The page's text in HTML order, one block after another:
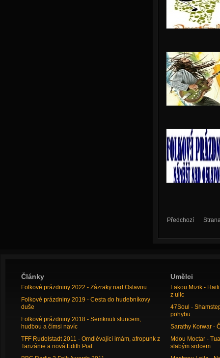
Předchozí
Články
Folkové prázdniny 2022 - Zázraky nad Oslavou
Folkové prázdniny 2019 - Cesta do hudebníkovy
duše
Folkové prázdniny 2018 - Semknuti sluncem,
hudbou a čímsi navíc
TFF Rudolstadt 2011 - Omdlévající imám, afropunk z
Tanzánie a nová Edith Piaf
Umělci
Lakou Mizik -
z ulic
47Soul -
pohybu.
Sarathy Korwar -
Mdou Moctar -
slabým srdcem